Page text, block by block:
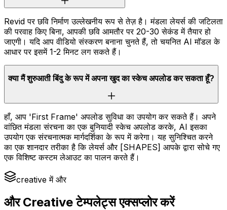
Revid पर छवि निर्माण उल्लेखनीय रूप से तेज़ है। मंडला लेयर्स की जटिलता
की परवाह किए बिना, आपकी छवि आमतौर पर 20-30 सेकंड में तैयार हो
जाएगी। यदि आप वीडियो संस्करण बनाना चुनते हैं, तो चयनित AI मॉडल के
आधार पर इसमें 1-2 मिनट लग सकते हैं।
क्या मैं शुरुआती बिंदु के रूप में अपना खुद का स्केच अपलोड कर सकता हूँ?
हाँ, आप 'First Frame' अपलोड सुविधा का उपयोग कर सकते हैं। अपने
वांछित मंडला संरचना का एक बुनियादी स्केच अपलोड करके, AI इसका
उपयोग एक संरचनात्मक मार्गदर्शिका के रूप में करेगा। यह सुनिश्चित करने
का एक शानदार तरीका है कि लेयर्स और [SHAPES] आपके द्वारा सोचे गए
एक विशिष्ट कस्टम लेआउट का पालन करते हैं।
creative में और
और Creative टेम्पलेट्स एक्सप्लोर करें